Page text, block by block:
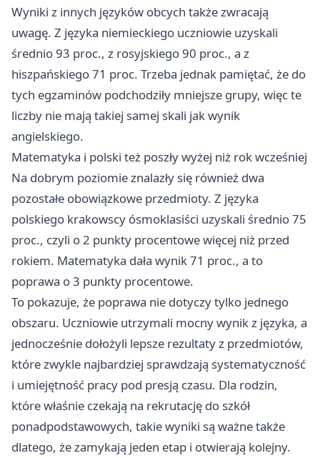
Wyniki z innych języków obcych także zwracają
uwagę. Z języka niemieckiego uczniowie uzyskali
średnio 93 proc., z rosyjskiego 90 proc., a z
hiszpańskiego 71 proc. Trzeba jednak pamiętać, że do
tych egzaminów podchodziły mniejsze grupy, więc te
liczby nie mają takiej samej skali jak wynik
angielskiego.
Matematyka i polski też poszły wyżej niż rok wcześniej
Na dobrym poziomie znalazły się również dwa
pozostałe obowiązkowe przedmioty. Z języka
polskiego krakowscy ósmoklasiści uzyskali średnio 75
proc., czyli o 2 punkty procentowe więcej niż przed
rokiem. Matematyka dała wynik 71 proc., a to
poprawa o 3 punkty procentowe.
To pokazuje, że poprawa nie dotyczy tylko jednego
obszaru. Uczniowie utrzymali mocny wynik z języka, a
jednocześnie dołożyli lepsze rezultaty z przedmiotów,
które zwykle najbardziej sprawdzają systematyczność
i umiejętność pracy pod presją czasu. Dla rodzin,
które właśnie czekają na rekrutację do szkół
ponadpodstawowych, takie wyniki są ważne także
dlatego, że zamykają jeden etap i otwierają kolejny.